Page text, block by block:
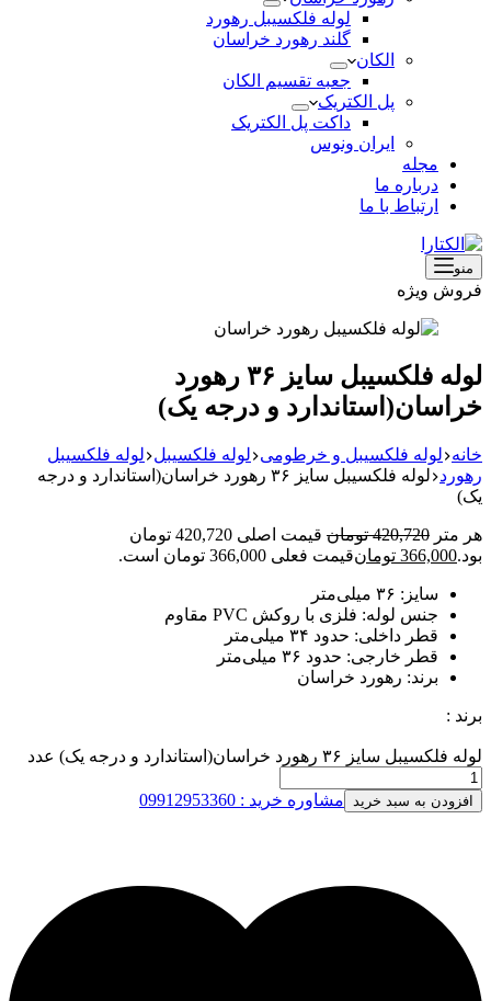
لوله فلکسیبل رهورد
گلند رهورد خراسان
الکان
جعبه تقسیم الکان
پل الکتریک
داکت پل الکتریک
ایران ونوس
مجله
درباره ما
ارتباط با ما
منو
فروش ویژه
لوله فلکسیبل سایز ۳۶ رهورد
خراسان(استاندارد و درجه یک)
خانه لوله فلکسیبل و خرطومی لوله فلکسیبل لوله فلکسیبل
رهورد
لوله فلکسیبل سایز ۳۶ رهورد خراسان(استاندارد و درجه
یک)
هر متر 420,720 تومان
قیمت اصلی 420,720 تومان
بود.366,000 تومانقیمت فعلی 366,000 تومان است.
سایز: ۳۶ میلی‌متر
جنس لوله: فلزی با روکش PVC مقاوم
قطر داخلی: حدود ۳۴ میلی‌متر
قطر خارجی: حدود ۳۶ میلی‌متر
برند: رهورد خراسان
برند :
لوله فلکسیبل سایز ۳۶ رهورد خراسان(استاندارد و درجه یک) عدد
افزودن به سبد خرید مشاوره خرید : 09912953360